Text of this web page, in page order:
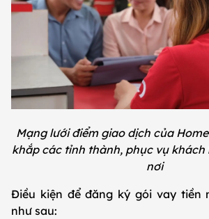
Mạng lưới điểm giao dịch của
khắp các tỉnh thành, phục vụ khách
nơi
Điều kiện để đăng ký gói vay tiền
như sau: